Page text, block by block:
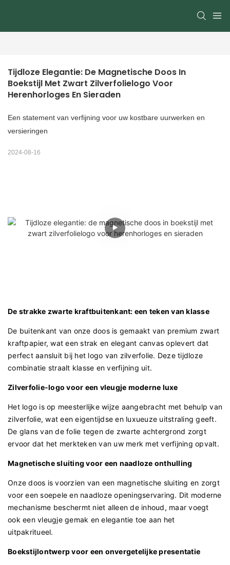
Tijdloze Elegantie: De Magnetische Doos In
Boekstijl Met Zwart Zilverfolielogo Voor
Herenhorloges En Sieraden
Een statement van verfijning voor uw kostbare uurwerken en
versieringen
2024-08-16
De strakke zwarte kraftbuitenkant: een teken van klasse
De buitenkant van onze doos is gemaakt van premium zwart
kraftpapier, wat een strak en elegant canvas oplevert dat
perfect aansluit bij het logo van zilverfolie. Deze tijdloze
combinatie straalt klasse en verfijning uit.
Zilverfolie-logo voor een vleugje moderne luxe
Het logo is op meesterlijke wijze aangebracht met behulp van
zilverfolie, wat een eigentijdse en luxueuze uitstraling geeft.
De glans van de folie tegen de zwarte achtergrond zorgt
ervoor dat het merkteken van uw merk met verfijning opvalt.
Magnetische sluiting voor een naadloze onthulling
Onze doos is voorzien van een magnetische sluiting en zorgt
voor een soepele en naadloze openingservaring. Dit moderne
mechanisme beschermt niet alleen de inhoud, maar voegt
ook een vleugje gemak en elegantie toe aan het
uitpakritueel.
Boekstijlontwerp voor een onvergetelijke presentatie